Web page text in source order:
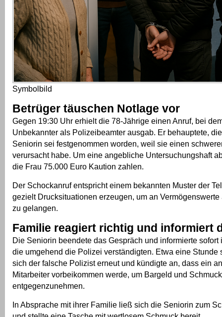
Symbolbild
Betrüger täuschen Notlage vor
Gegen 19:30 Uhr erhielt die 78-Jährige einen Anruf, bei
Unbekannter als Polizeibeamter ausgab. Er behauptete,
Seniorin sei festgenommen worden, weil sie einen
verursacht habe. Um eine angebliche Untersuchungshaft
die Frau 75.000 Euro Kaution zahlen.
Der Schockanruf entspricht einem bekannten Muster der
gezielt Drucksituationen erzeugen, um an
zu gelangen.
Familie reagiert richtig und informiert
Die Seniorin beendete das Gespräch und informierte sofort
die umgehend die Polizei verständigten. Etwa eine Stunde
sich der falsche Polizist erneut und kündigte an, dass ein
Mitarbeiter vorbeikommen werde, um Bargeld und Schmuck
entgegenzunehmen.
In Absprache mit ihrer Familie ließ sich die Seniorin zum